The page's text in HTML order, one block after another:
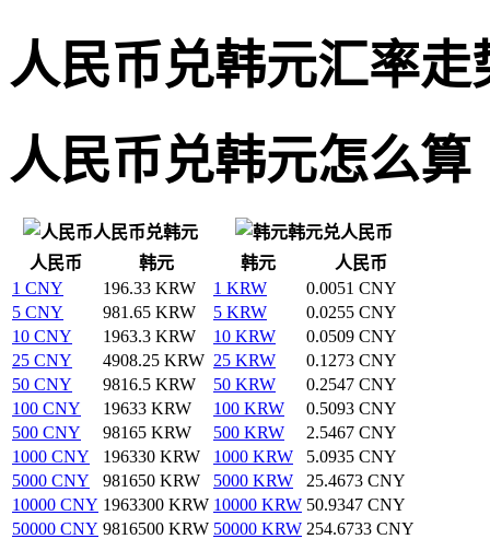
人民币兑韩元汇率走
人民币兑韩元怎么算
人民币兑韩元
韩元兑人民币
人民币
韩元 韩元
人民币
1 CNY
196.33 KRW 1 KRW
0.0051 CNY
5 CNY
981.65 KRW 5 KRW
0.0255 CNY
10 CNY
1963.3 KRW 10 KRW
0.0509 CNY
25 CNY
4908.25 KRW 25 KRW
0.1273 CNY
50 CNY
9816.5 KRW 50 KRW
0.2547 CNY
100 CNY
19633 KRW 100 KRW
0.5093 CNY
500 CNY
98165 KRW 500 KRW
2.5467 CNY
1000 CNY
196330 KRW 1000 KRW
5.0935 CNY
5000 CNY
981650 KRW 5000 KRW
25.4673 CNY
10000 CNY 1963300 KRW 10000 KRW 50.9347 CNY
50000 CNY 9816500 KRW 50000 KRW 254.6733 CNY